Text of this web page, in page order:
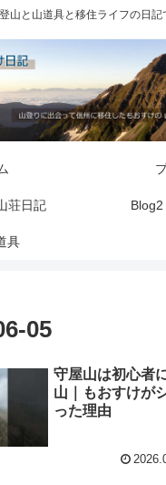
登山と山道具と移住ライフの日記
荘日記
具
05
守屋山は初心者
山｜もおすけが
った理由